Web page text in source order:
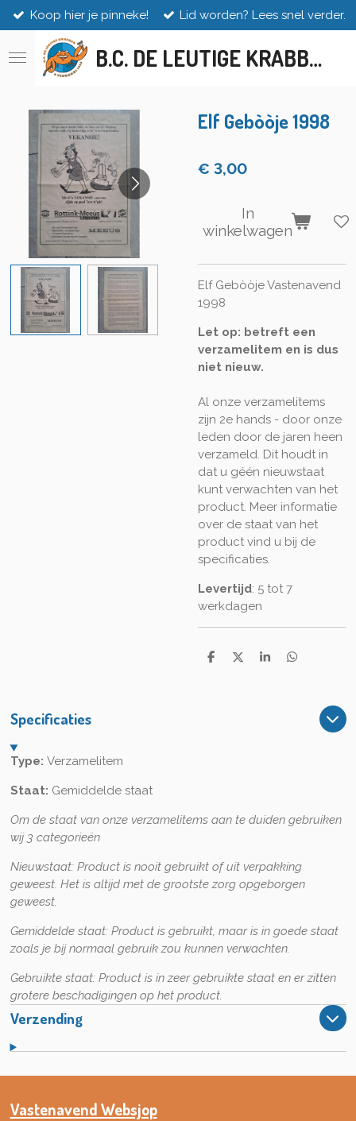
Ga
direct
naar
B.C. DE LEUTIGE KRABBEN
Koop hier je pinneke! Lid worden? Lees snel verder.
Elf Gebòòje 1998
€ 3,00
In
winkelwagen
Elf Gebòòje Vastenavend
1998
Let op: betreft een
verzamelitem en is dus
niet nieuw.
Al onze verzamelitems
zijn 2e hands - door onze
leden door de jaren heen
verzameld. Dit houdt in
dat u géén nieuwstaat
kunt verwachten van het
product. Meer informatie
over de staat van het
product vind u bij de
specificaties.
Levertijd: 5 tot 7
werkdagen
D
D
S
D
Specificaties
Type: Verzamelitem
Staat: Gemiddelde staat
Om de staat van onze verzamelitems aan te duiden gebruiken
wij 3 categorieën
Nieuwstaat:Product is nooit gebruikt of uit verpakking
geweest. Het is altijd met de grootste zorg opgeborgen
geweest.
Gemiddelde staat:Product is gebruikt, maar is in goede staat
zoals je bij normaal gebruik zou kunnen verwachten.
Gebruikte staat:Product is in zeer gebruikte staat en er zitten
grotere beschadigingen op het product.
Verzending
Vastenavend Websjop